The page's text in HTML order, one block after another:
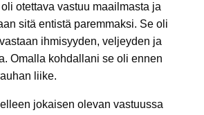
otettava vastuu maailmasta ja
sitä entistä paremmaksi. Se oli
ihmisyyden, veljeyden ja
Omalla kohdallani se oli ennen
liike.
jokaisen olevan vastuussa